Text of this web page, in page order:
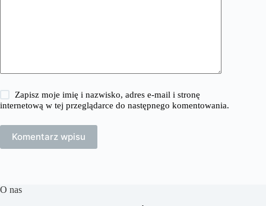
Zapisz moje imię i nazwisko, adres e-mail i stronę
internetową w tej przeglądarce do następnego komentowania.
Komentarz wpisu
O nas